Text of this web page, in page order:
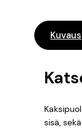
Kuvaus
sisä,